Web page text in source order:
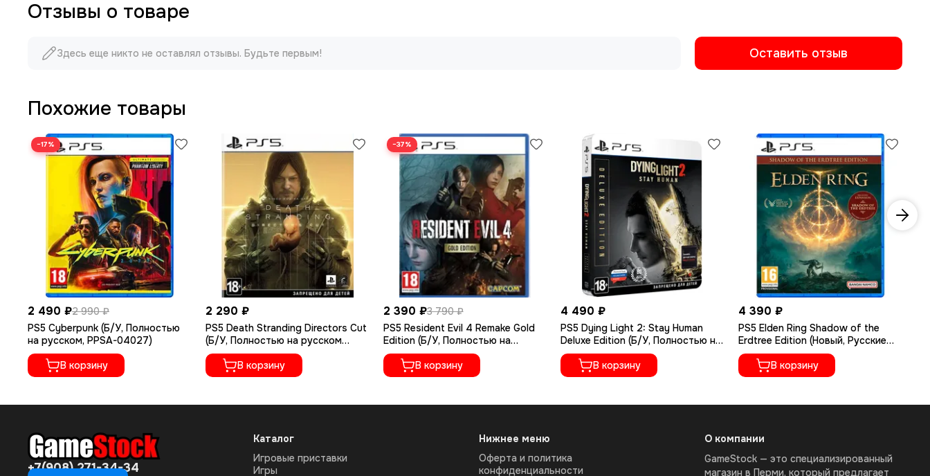
Отзывы о товаре
Здесь еще никто не оставлял отзывы. Будьте первым! Оставить отзыв
Похожие товары
−17%
2 490 ₽2 990 ₽
PS5 Cyberpunk (Б/У, Полностью
на русском, PPSA-04027)
В корзину
2 290 ₽
PS5 Death Stranding Directors Cut
(Б/У, Полностью на русском
языке, PPSA-01968)
В корзину
−37%
2 390 ₽3 790 ₽
PS5 Resident Evil 4 Remake Gold
Edition (Б/У, Полностью на
русском языке, PPSA-07412)
В корзину
4 490 ₽
PS5 Dying Light 2: Stay Human
Deluxe Edition (Б/У, Полностью на
русском языке, PPSA-02262)
В корзину
4 390 ₽
PS5 Elden Ring Shadow of the
Erdtree Edition (Новый, Русские
субтитры, PPSA-04609)
В корзину
+7(908) 271-34-34
Каталог
Игровые приставки
Игры
Нижнее меню
Оферта и политика
конфиденциальности
О компании
GameStock — это специализированный
магазин в Перми, который предлагает